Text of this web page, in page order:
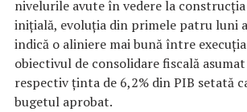
nivelurile avute în vedere la
inițială, evoluția din primele patru luni
indică o aliniere mai bună între
obiectivul de consolidare fiscală
respectiv ținta de 6,2% din PIB setată
bugetul aprobat.